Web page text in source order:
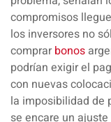
compromisos
los inversores no
comprarbonos
podrían exigirel
con nuevas
la imposibilidad de
se encare un ajuste